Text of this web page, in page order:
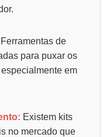
Ferramentas de
para puxar os
em
Existem kits
no mercado que